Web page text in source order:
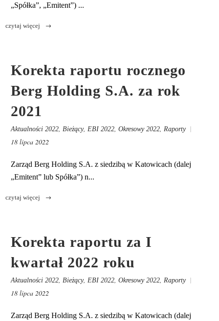
„Spółka”, „Emitent”) ...
Korekta raportu rocznego
Berg Holding S.A. za rok
2021
Aktualności 2022 Bieżący, EBI 2022 ,Okresowy 2022 Raporty
18 lipca 2022
Zarząd Berg Holding S.A. z siedzibą w Katowicach (dalej
„Emitent” lub Spółka”) n...
Korekta raportu za I
kwartał 2022 roku
Aktualności 2022 Bieżący, EBI 2022 ,Okresowy 2022 Raporty
18 lipca 2022
Zarząd Berg Holding S.A. z siedzibą w Katowicach (dalej